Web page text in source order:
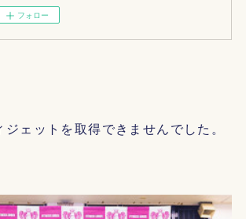
フォロー
ェットを取得できませんでした。